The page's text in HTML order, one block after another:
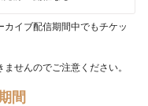
イブ配信期間中でもチケッ
せんのでご注意ください。
間